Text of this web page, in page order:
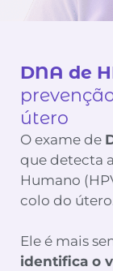
DNA de
útero
O exame de
que detecta
Humano
colo do
Ele é mais
identifica o